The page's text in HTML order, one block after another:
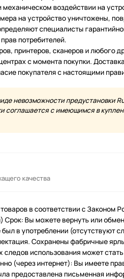
воздействии на
на устройство уничтожены,
специалисты
потребителей.
принтеров, сканеров и любого
с момента покупки.
покупателя с настоящими
невозможности
соглашается с имеющимся в
качества
в соответствии с Законом
Вы можете вернуть или
в употреблении (отсутствуют
Сохранены фабричные
использования может
(через интернет): Вы имеете
предоставлена письменная